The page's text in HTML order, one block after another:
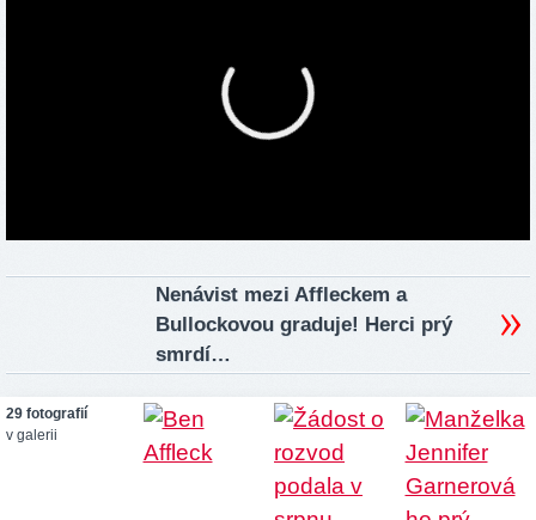
Nenávist mezi Affleckem a
Bullockovou graduje! Herci prý
smrdí…
29 fotografií
v galerii